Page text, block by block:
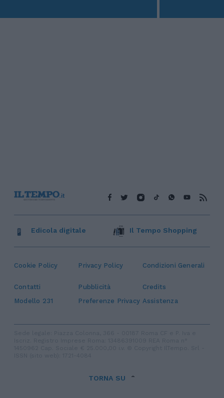
Cookie Policy Privacy Policy Condizioni Generali
Contatti Pubblicità
Credits
Modello 231
Preferenze Privacy Assistenza
Edicola digitale Il Tempo Shopping
TORNA SU